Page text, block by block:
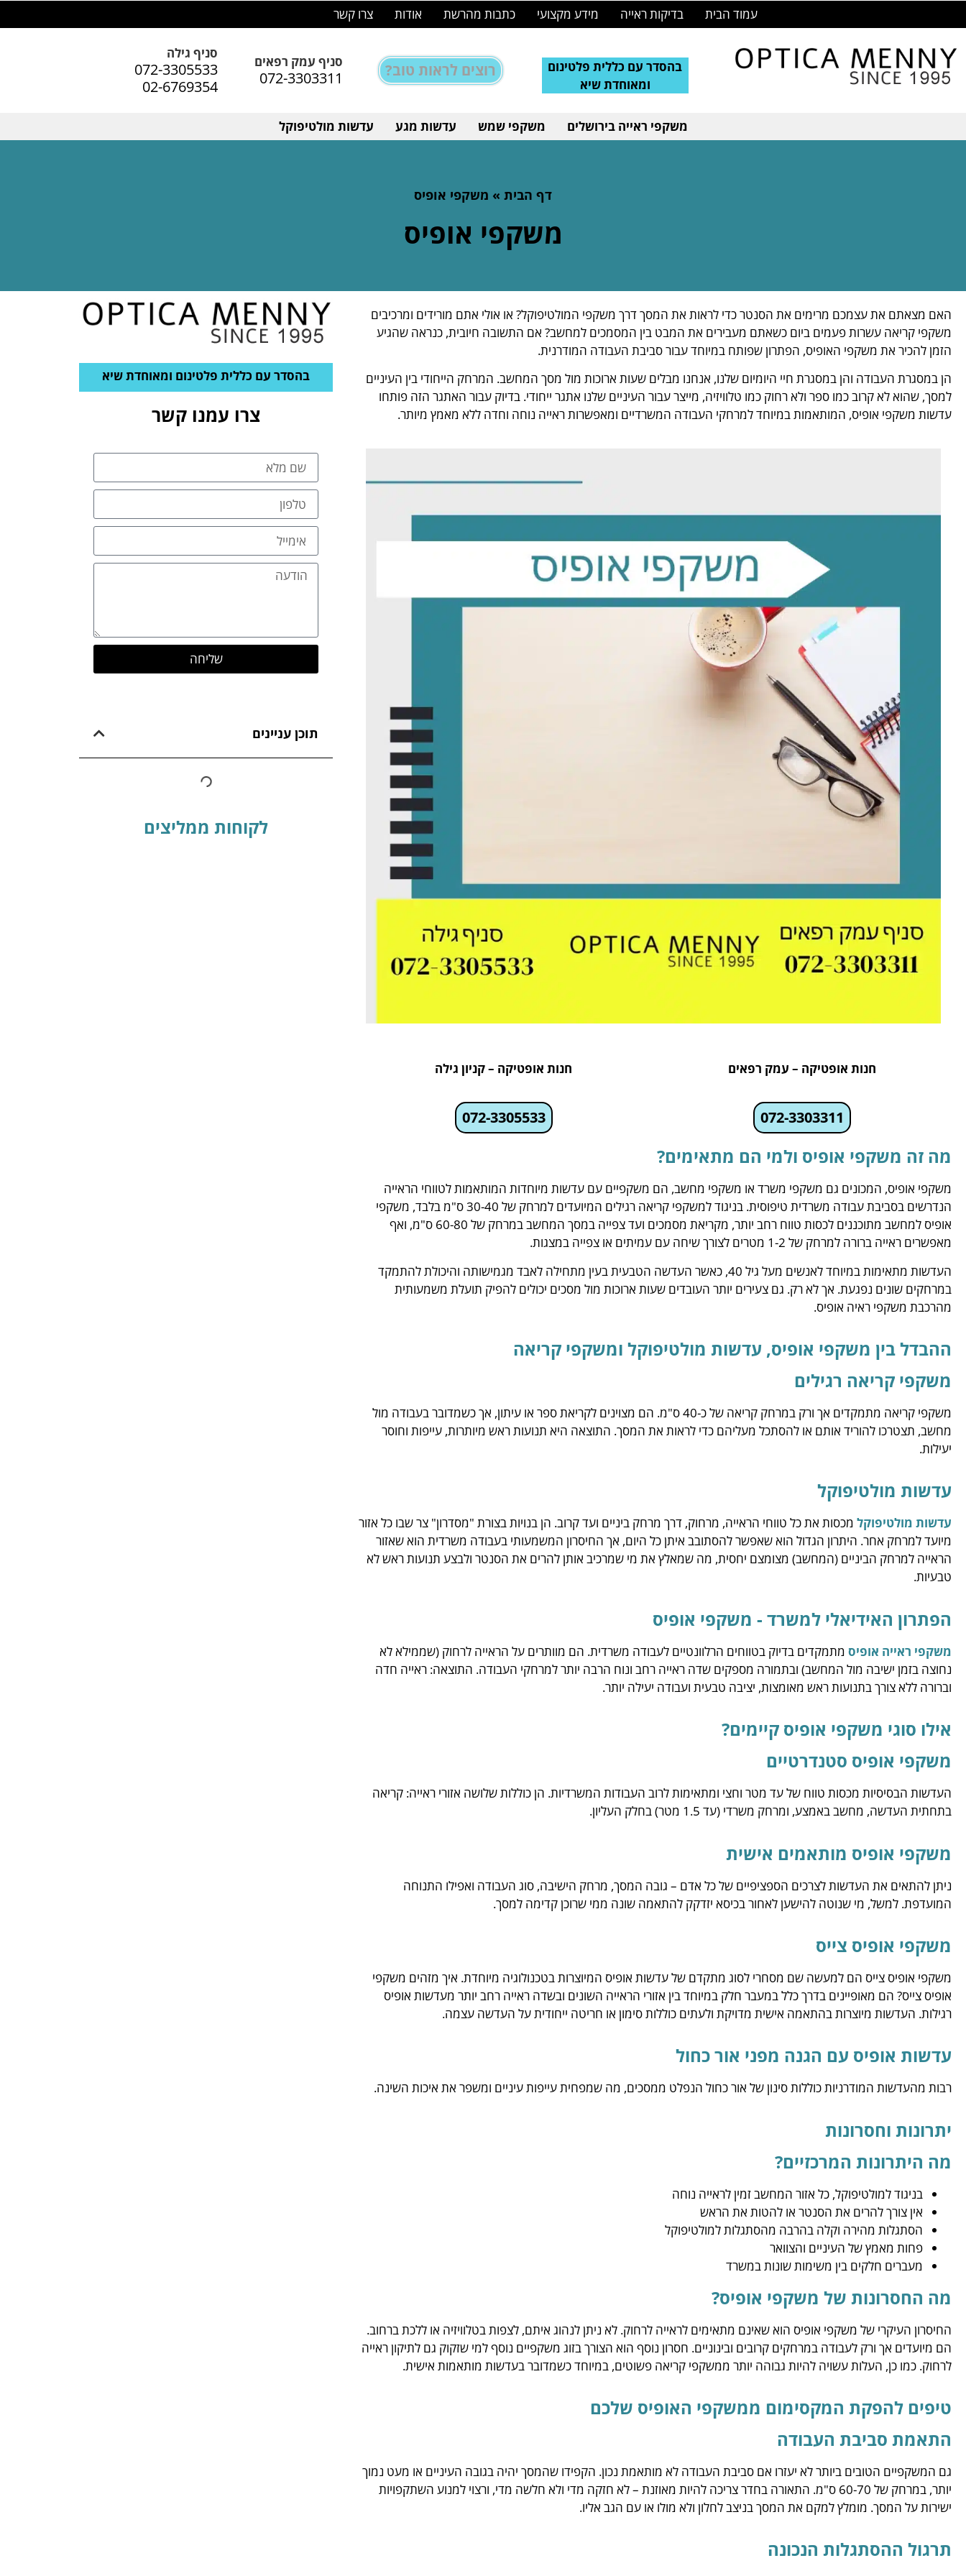
עמוד הבית בדיקות ראייה מידע מקצועי כתבות מהרשת אודות צרו קשר
בהסדר עם כללית פלטינום
ומאוחדת שיא
רוצים לראות טוב? סניף עמק רפאים
072-3303311
סניף גילה
072-3305533
02-6769354
משקפי ראייה בירושלים משקפי שמש עדשות מגע עדשות מולטיפוקל
דף הבית » משקפי אופיס
משקפי אופיס
האם מצאתם את עצמכם מרימים את הסנטר כדי לראות את המסך דרך משקפי המולטיפוקל? או אולי אתם מורידים ומרכיבים
משקפי קריאה עשרות פעמים ביום כשאתם מעבירים את המבט בין המסמכים למחשב? אם התשובה חיובית, כנראה שהגיע
הזמן להכיר את משקפי האופיס, הפתרון שפותח במיוחד עבור סביבת העבודה המודרנית.
הן במסגרת העבודה והן במסגרת חיי היומיום שלנו, אנחנו מבלים שעות ארוכות מול מסך המחשב. המרחק הייחודי בין העיניים
למסך, שהוא לא קרוב כמו ספר ולא רחוק כמו טלוויזיה, מייצר עבור העיניים שלנו אתגר ייחודי. בדיוק עבור האתגר הזה פותחו
עדשות משקפי אופיס, המותאמות במיוחד למרחקי העבודה המשרדיים ומאפשרות ראייה נוחה וחדה ללא מאמץ מיותר.
חנות אופטיקה – עמק רפאים
072-3303311
חנות אופטיקה – קניון גילה
072-3305533
מה זה משקפי אופיס ולמי הם מתאימים?
משקפי אופיס, המכונים גם משקפי משרד או משקפי מחשב, הם משקפיים עם עדשות מיוחדות המותאמות לטווחי הראייה
הנדרשים בסביבת עבודה משרדית טיפוסית. בניגוד למשקפי קריאה רגילים המיועדים למרחק של 30-40 ס"מ בלבד, משקפי
אופיס למחשב מתוכננים לכסות טווח רחב יותר, מקריאת מסמכים ועד צפייה במסך המחשב במרחק של 60-80 ס"מ, ואף
מאפשרים ראייה ברורה למרחק של 1-2 מטרים לצורך שיחה עם עמיתים או צפייה במצגות.
העדשות מתאימות במיוחד לאנשים מעל גיל 40, כאשר העדשה הטבעית בעין מתחילה לאבד מגמישותה והיכולת להתמקד
במרחקים שונים נפגעת. אך לא רק. גם צעירים יותר העובדים שעות ארוכות מול מסכים יכולים להפיק תועלת משמעותית
מהרכבת משקפי ראיה אופיס.
ההבדל בין משקפי אופיס, עדשות מולטיפוקל ומשקפי קריאה
משקפי קריאה רגילים
משקפי קריאה מתמקדים אך ורק במרחק קריאה של כ-40 ס"מ. הם מצוינים לקריאת ספר או עיתון, אך כשמדובר בעבודה מול
מחשב, תצטרכו להוריד אותם או להסתכל מעליהם כדי לראות את המסך. התוצאה היא תנועות ראש מיותרות, עייפות וחוסר
יעילות.
עדשות מולטיפוקל
עדשות מולטיפוקל מכסות את כל טווחי הראייה, מרחוק, דרך מרחק ביניים ועד קרוב. הן בנויות בצורת "מסדרון" צר שבו כל אזור
מיועד למרחק אחר. היתרון הגדול הוא שאפשר להסתובב איתן כל היום, אך החיסרון המשמעותי בעבודה משרדית הוא שאזור
הראייה למרחק הביניים (המחשב) מצומצם יחסית, מה שמאלץ את מי שמרכיב אותן להרים את הסנטר ולבצע תנועות ראש לא
טבעיות.
הפתרון האידיאלי למשרד - משקפי אופיס
משקפי ראייה אופיס מתמקדים בדיוק בטווחים הרלוונטיים לעבודה משרדית. הם מוותרים על הראייה לרחוק (שממילא לא
נחוצה בזמן ישיבה מול המחשב) ובתמורה מספקים שדה ראייה רחב ונוח הרבה יותר למרחקי העבודה. התוצאה: ראייה חדה
וברורה ללא צורך בתנועות ראש מאומצות, יציבה טבעית ועבודה יעילה יותר.
אילו סוגי משקפי אופיס קיימים?
משקפי אופיס סטנדרטיים
העדשות הבסיסיות מכסות טווח של עד מטר וחצי ומתאימות לרוב העבודות המשרדיות. הן כוללות שלושה אזורי ראייה: קריאה
בתחתית העדשה, מחשב באמצע, ומרחק משרדי (עד 1.5 מטר) בחלק העליון.
משקפי אופיס מותאמים אישית
ניתן להתאים את העדשות לצרכים הספציפיים של כל אדם – גובה המסך, מרחק הישיבה, סוג העבודה ואפילו התנוחה
המועדפת. למשל, מי שנוטה להישען לאחור בכיסא יזדקק להתאמה שונה ממי שרוכן קדימה למסך.
משקפי אופיס צייס
משקפי אופיס צייס הם למעשה שם מסחרי לסוג מתקדם של עדשות אופיס המיוצרות בטכנולוגיה מיוחדת. איך מזהים משקפי
אופיס צייס? הם מאופיינים בדרך כלל במעבר חלק במיוחד בין אזורי הראייה השונים ובשדה ראייה רחב יותר מעדשות אופיס
רגילות. העדשות מיוצרות בהתאמה אישית מדויקת ולעתים כוללות סימון או חריטה ייחודית על העדשה עצמה.
עדשות אופיס עם הגנה מפני אור כחול
רבות מהעדשות המודרניות כוללות סינון של אור כחול הנפלט ממסכים, מה שמפחית עייפות עיניים ומשפר את איכות השינה.
יתרונות וחסרונות
מה היתרונות המרכזיים?
בניגוד למולטיפוקל, כל אזור המחשב זמין לראייה נוחה
אין צורך להרים את הסנטר או להטות את הראש
הסתגלות מהירה וקלה בהרבה מהסתגלות למולטיפוקל
פחות מאמץ של העיניים והצוואר
מעברים חלקים בין משימות שונות במשרד
מה החסרונות של משקפי אופיס?
החיסרון העיקרי של משקפי אופיס הוא שאינם מתאימים לראייה לרחוק. לא ניתן לנהוג איתם, לצפות בטלוויזיה או ללכת ברחוב.
הם מיועדים אך ורק לעבודה במרחקים קרובים ובינוניים. חסרון נוסף הוא הצורך בזוג משקפיים נוסף למי שזקוק גם לתיקון ראייה
לרחוק. כמו כן, העלות עשויה להיות גבוהה יותר ממשקפי קריאה פשוטים, במיוחד כשמדובר בעדשות מותאמות אישית.
טיפים להפקת המקסימום ממשקפי האופיס שלכם
התאמת סביבת העבודה
גם המשקפיים הטובים ביותר לא יעזרו אם סביבת העבודה לא מותאמת נכון. הקפידו שהמסך יהיה בגובה העיניים או מעט נמוך
יותר, במרחק של 60-70 ס"מ. התאורה בחדר צריכה להיות מאוזנת – לא חזקה מדי ולא חלשה מדי, ורצוי למנוע השתקפויות
ישירות על המסך. מומלץ למקם את המסך בניצב לחלון ולא מולו או עם הגב אליו.
תרגול ההסתגלות הנכונה
בהסדר עם כללית פלטינום ומאוחדת שיא
צרו עמנו קשר
שליחה
תוכן עניינים
לקוחות ממליצים